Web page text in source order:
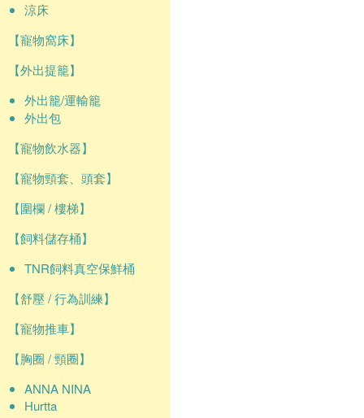
涼床
【寵物窩床】
【外出提籠】
外出籠/運輸籠
外出包
【寵物飲水器】
【寵物頸套、頭套】
【圍欄 / 樓梯】
【飼料儲存桶】
TNR飼料真空保鮮桶
【舒壓 / 行為訓練】
【寵物推車】
【胸圈 / 頸圈】
ANNA NINA
Hurtta